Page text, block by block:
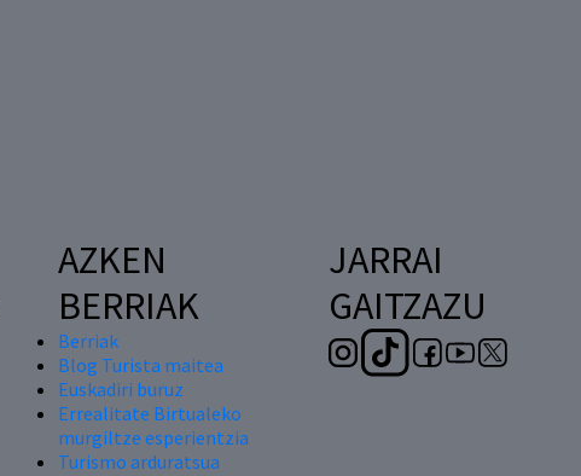
AZKEN
BERRIAK
Berriak
Blog Turista maitea
Euskadiri buruz
Errealitate Birtualeko
murgiltze esperientzia
Turismo arduratsua
JARRAI
GAITZAZU